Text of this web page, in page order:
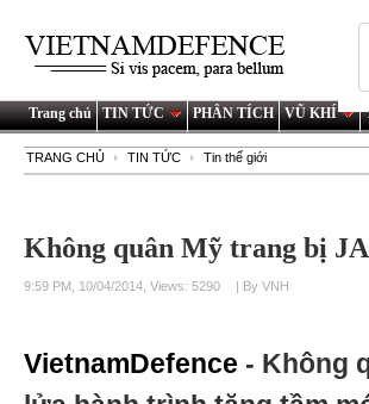
Trang chủ TIN TỨC PHÂN TÍCH VŨ KHÍ
TRANG CHỦ TIN TỨC Tin thế giới
Không quân Mỹ trang bị
9:59 PM, 10/04/2014, Views: 5290 | By VNH
VietnamDefence - Không